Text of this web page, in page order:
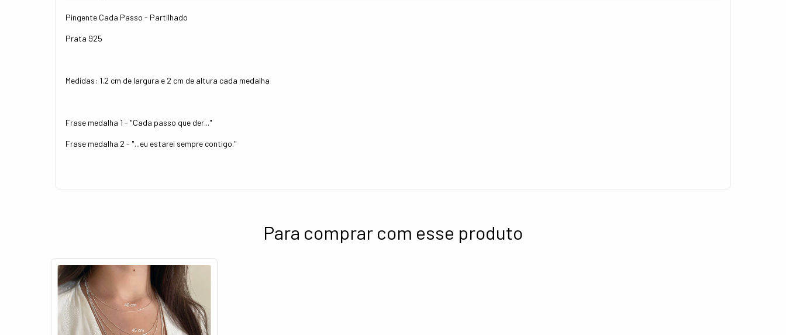
Pingente Cada Passo - Partilhado
Prata 925
Medidas: 1.2 cm de largura e 2 cm de altura cada medalha
Frase medalha 1 - "Cada passo que der..."
Frase medalha 2 - "...eu estarei sempre contigo."
Para comprar com esse produto